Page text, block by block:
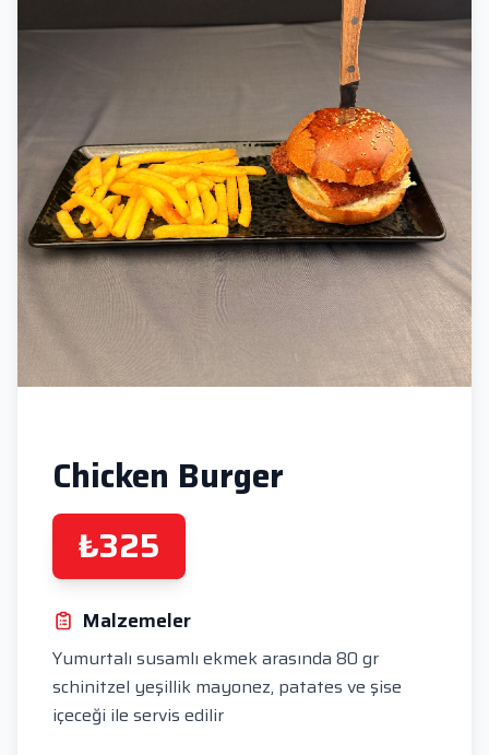
Chicken Burger
₺325
Malzemeler
Yumurtalı susamlı ekmek arasında 80 gr
schinitzel yeşillik mayonez, patates ve şise
içeceği ile servis edilir